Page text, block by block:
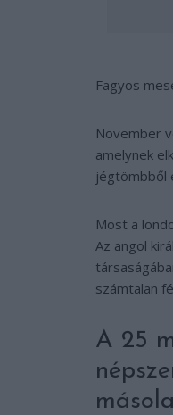
Fagyos
November
amelynek
jégtömbből
Most a
Az angol
számtalan
A 25